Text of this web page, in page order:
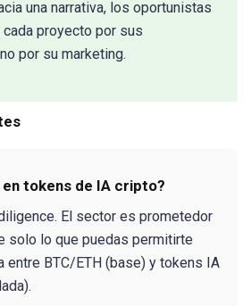
una narrativa, los oportunistas
cada proyecto por sus
por su marketing.
tokens de IA cripto?
El sector es prometedor
solo lo que puedas permitirte
entre BTC/ETH (base) y tokens IA